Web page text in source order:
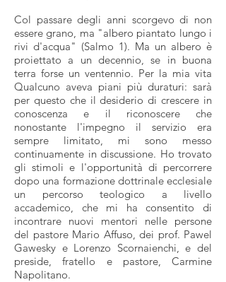
Col passare degli anni scorgevo di non
essere grano, ma "albero piantato lungo i
rivi d'acqua" (Salmo 1). Ma un albero è
proiettato a un decennio, se in buona
terra forse un ventennio. Per la mia vita
Qualcuno aveva piani più duraturi: sarà
per questo che il desiderio di crescere in
conoscenza e il riconoscere che
nonostante l'impegno il servizio era
sempre limitato, mi sono messo
continuamente in discussione. Ho trovato
gli stimoli e l'opportunità di percorrere
dopo una formazione dottrinale ecclesiale
un percorso teologico a livello
accademico, che mi ha consentito di
incontrare nuovi mentori nelle persone
del pastore Mario Affuso, dei prof. Pawel
Gawesky e Lorenzo Scornaienchi, e del
preside, fratello e pastore, Carmine
Napolitano.